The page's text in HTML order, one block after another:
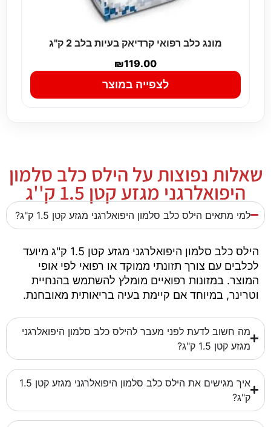
מונג כלב רפואי קרדיאק בעיות בלב 2 ק''ג
₪119.00
לצפייה במוצר
שאלות נפוצות על הילס כלב סלמון
היפואלרגני מגזע קטן 1.5 ק''ג
למי מתאים הילס כלב סלמון היפואלרגני מגזע קטן 1.5 ק"ג?
הילס כלב סלמון היפואלרגני מגזע קטן 1.5 ק"ג מיועד
לכלבים עם צורך תזונתי ממוקד או רפואי לפי אופי
המוצר. במזונות רפואיים מומלץ להשתמש בהנחיית
וטרינר, במיוחד אם קיימת בעיה בריאותית מאובחנת.
מה חשוב לדעת לפני מעבר להילס כלב סלמון היפואלרגני
מגזע קטן 1.5 ק"ג?
איך מגישים את הילס כלב סלמון היפואלרגני מגזע קטן 1.5
ק"ג?